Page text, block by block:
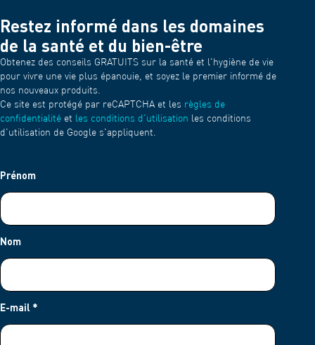
Restez informé dans les domaines
de la santé et du bien-être
Obtenez des conseils GRATUITS sur la santé et l'hygiène de vie
pour vivre une vie plus épanouie, et soyez le premier informé de
nos nouveaux produits.
Ce site est protégé par reCAPTCHA et les règles de
confidentialité et les conditions d'utilisation les conditions
d'utilisation de Google s'appliquent.
Prénom
Nom
E-mail *